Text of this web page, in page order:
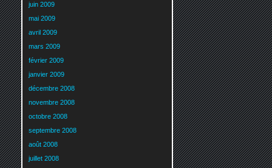
juin 2009
mai 2009
avril 2009
mars 2009
février 2009
janvier 2009
décembre 2008
novembre 2008
octobre 2008
septembre 2008
août 2008
juillet 2008